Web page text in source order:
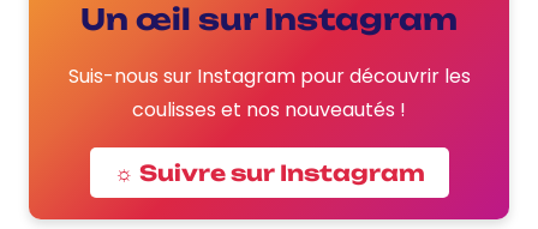
Un œil sur Instagram
Suis-nous sur Instagram pour découvrir les
coulisses et nos nouveautés !
☼ Suivre sur Instagram